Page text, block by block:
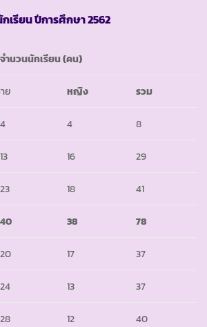
เรียน ปีการศึกษา2562
จำนวนนักเรียน (คน)
ย หญิง รวม
4 4 8
13 16 29
23 18 41
40 38 78
20 17 37
24 13 37
28 12 40